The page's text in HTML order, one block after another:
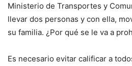
Ministerio de Transportes y
llevar dos personas y con ella,
su familia. ¿Por qué se le va a
Es necesario evitar calificar a